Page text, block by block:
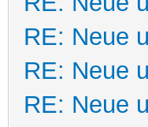
RE: Neue
RE: Neue
RE: Neue